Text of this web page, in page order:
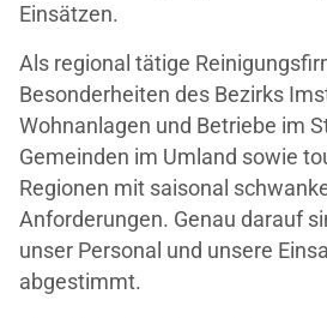
Einsätzen.
Als regional tätige
Besonderheiten des Bezirks
Wohnanlagen und Betriebe im
Gemeinden im Umland sowie
Regionen mit saisonal
Anforderungen. Genau darauf
unser Personal und unsere
abgestimmt.